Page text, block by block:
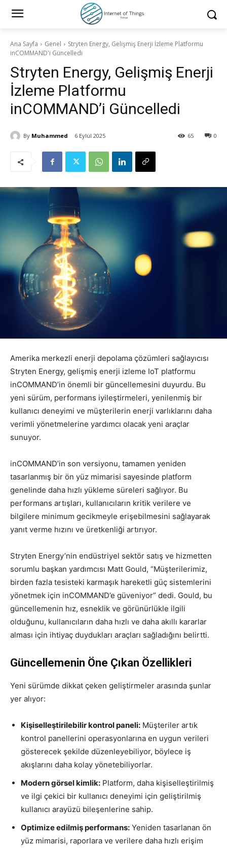
Ana Sayfa Genel
Stryten Energy, Gelişmiş Enerji İzleme Platformu
inCOMMAND'i Güncelledi
Stryten Energy, Gelişmiş Enerji
İzleme Platformu
inCOMMAND’i Güncelledi
By Muhammed 6 Eylül 2025 0
65
Amerika merkezli enerji depolama çözümleri sağlayıcısı
Stryten Energy, gelişmiş enerji izleme IoT platformu
inCOMMAND’in önemli bir güncellemesini duyurdu. Bu
yeni sürüm, performans iyileştirmeleri, yenilenmiş bir
kullanıcı deneyimi ve müşterilerin enerji varlıklarını daha
verimli yönetmelerine yardımcı olacak yeni araçlar
sunuyor.
inCOMMAND’in son versiyonu, tamamen yeniden
tasarlanmış bir ön yüz mimarisi sayesinde platform
genelinde daha hızlı yükleme süreleri sağlıyor. Bu
performans artışları, kullanıcıların kritik verilere ve
bilgilere minimum gecikmeyle erişebilmesini sağlayarak
yanıt verme hızını ve üretkenliği artırıyor.
Stryten Energy’nin endüstriyel sektör satış ve hizmetten
sorumlu başkan yardımcısı Matt Gould, “Müşterilerimiz,
birden fazla tesisteki karmaşık hareketli güç sistemlerini
yönetmek için inCOMMAND’e güveniyor” dedi. Gould, bu
güncellemenin hız, esneklik ve görünürlükle ilgili
olduğunu, kullanıcıların daha hızlı ve daha akıllı kararlar
alması için ihtiyaç duydukları araçları sağladığını belirtti.
Güncellemenin Öne Çıkan Özellikleri
Yeni sürümde dikkat çeken geliştirmeler arasında şunlar
yer alıyor:
Kişiselleştirilebilir kontrol paneli: Müşteriler artık
kontrol panellerini operasyonlarına en uygun verileri
gösterecek şekilde düzenleyebiliyor, böylece iş
akışlarını daha kolay yönetebiliyorlar.
Modern görsel kimlik: Platform, daha kişiselleştirilmiş
ve ilgi çekici bir kullanıcı deneyimi için geliştirilmiş
kullanıcı arayüzü bileşenlerine sahip.
Optimize edilmiş performans: Yeniden tasarlanan ön
yüz mimarisi, raporlara ve verilere daha hızlı erişim